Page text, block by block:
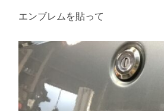
エンブレムを貼って